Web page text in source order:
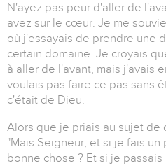
N'ayez pas peur d'aller de
avez sur le cœur. Je me
où j'essayais de prendre une
certain domaine. Je croyais
à aller de l'avant, mais j'avais
voulais pas faire ce pas sans
c'était de Dieu.
Alors que je priais au sujet de
"Mais Seigneur, et si je fais
bonne chose ? Et si je